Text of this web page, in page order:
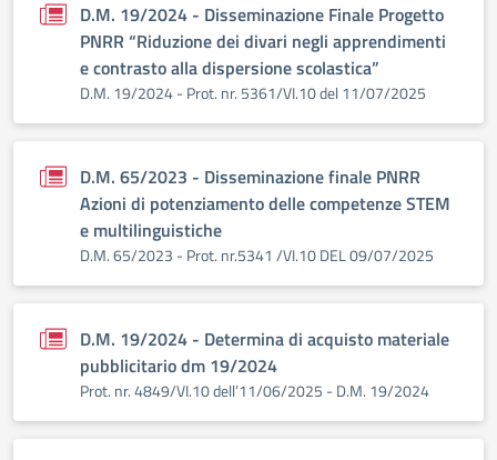
D.M. 19/2024 - Disseminazione Finale Progetto
PNRR “Riduzione dei divari negli apprendimenti
e contrasto alla dispersione scolastica”
D.M. 19/2024 - Prot. nr. 5361/VI.10 del 11/07/2025
D.M. 65/2023 - Disseminazione finale PNRR
Azioni di potenziamento delle competenze STEM
e multilinguistiche
D.M. 65/2023 - Prot. nr.5341 /VI.10 DEL 09/07/2025
D.M. 19/2024 - Determina di acquisto materiale
pubblicitario dm 19/2024
Prot. nr. 4849/VI.10 dell’11/06/2025 - D.M. 19/2024